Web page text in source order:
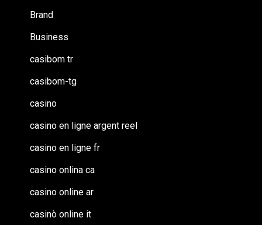
Brand
Business
casibom tr
casibom-tg
casino
casino en ligne argent reel
casino en ligne fr
casino onlina ca
casino online ar
casinò online it